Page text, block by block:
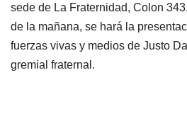
sede de La Fraternidad, Colon
de la mañana, se hará la
fuerzas vivas y medios de Justo
gremial fraternal.